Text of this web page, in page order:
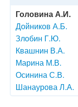
Головина А.И.
Дойников А.Б.
Злобин Г.Ю.
Квашнин В.А.
Марина М.В.
Осинина С.В.
Шанаурова Л.А.